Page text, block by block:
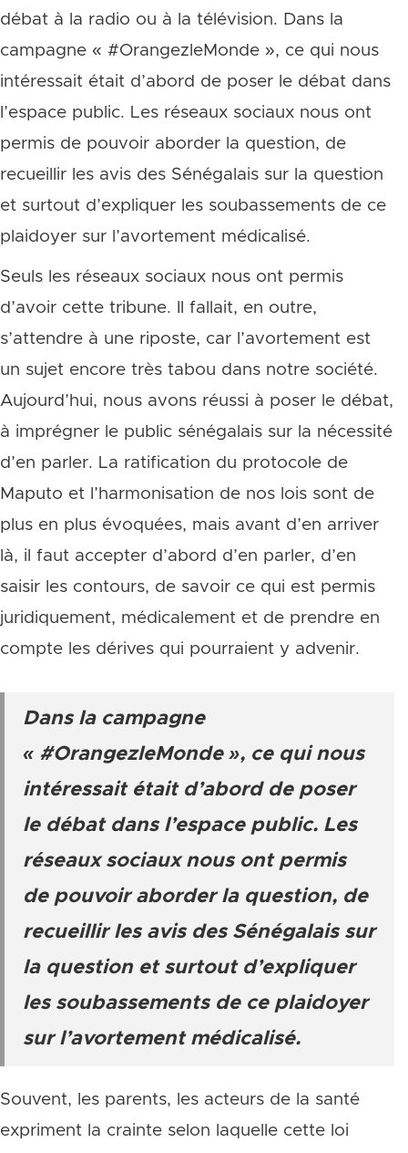
débat à la radio ou à la télévision. Dans la
campagne « #OrangezleMonde », ce qui nous
intéressait était d’abord de poser le débat dans
l’espace public. Les réseaux sociaux nous ont
permis de pouvoir aborder la question, de
recueillir les avis des Sénégalais sur la question
et surtout d’expliquer les soubassements de ce
plaidoyer sur l’avortement médicalisé.
Seuls les réseaux sociaux nous ont permis
d’avoir cette tribune. Il fallait, en outre,
s’attendre à une riposte, car l’avortement est
un sujet encore très tabou dans notre société.
Aujourd’hui, nous avons réussi à poser le débat,
à imprégner le public sénégalais sur la nécessité
d’en parler. La ratification du protocole de
Maputo et l’harmonisation de nos lois sont de
plus en plus évoquées, mais avant d’en arriver
là, il faut accepter d’abord d’en parler, d’en
saisir les contours, de savoir ce qui est permis
juridiquement, médicalement et de prendre en
compte les dérives qui pourraient y advenir.
Dans la campagne
« #OrangezleMonde », ce qui nous
intéressait était d’abord de poser
le débat dans l’espace public. Les
réseaux sociaux nous ont permis
de pouvoir aborder la question, de
recueillir les avis des Sénégalais sur
la question et surtout d’expliquer
les soubassements de ce plaidoyer
sur l’avortement médicalisé.
Souvent, les parents, les acteurs de la santé
expriment la crainte selon laquelle cette loi